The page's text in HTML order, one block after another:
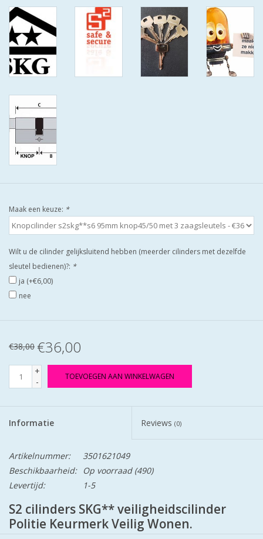
ISEO F9 ANTIKERNTREK IN
IEDERE GEWENSTE MAAT MET
GEWONE SLEUTELS MET
CERTIFICAAT SKG***
BOLD ELECTRONISCHE
CILINDERS OPEN JE SLOT MET
TELEFOON OF CLICKER WIFI
AFSTAND.
DEURSCHILDEN VOOR
BUITEN
waakborden
Maak een keuze: *
Wilt u de cilinder gelijksluitend hebben (meerder cilinders met dezelfde
sleutel bedienen)?: *
ja (+€6,00)
nee
€38,00 €36,00
+
-
TOEVOEGEN AAN WINKELWAGEN
Informatie Reviews (0)
Artikelnummer:
3501621049
Beschikbaarheid:
Op voorraad(490)
Levertijd:
1-5
S2 cilinders SKG** veiligheidscilinder
Politie Keurmerk Veilig Wonen.